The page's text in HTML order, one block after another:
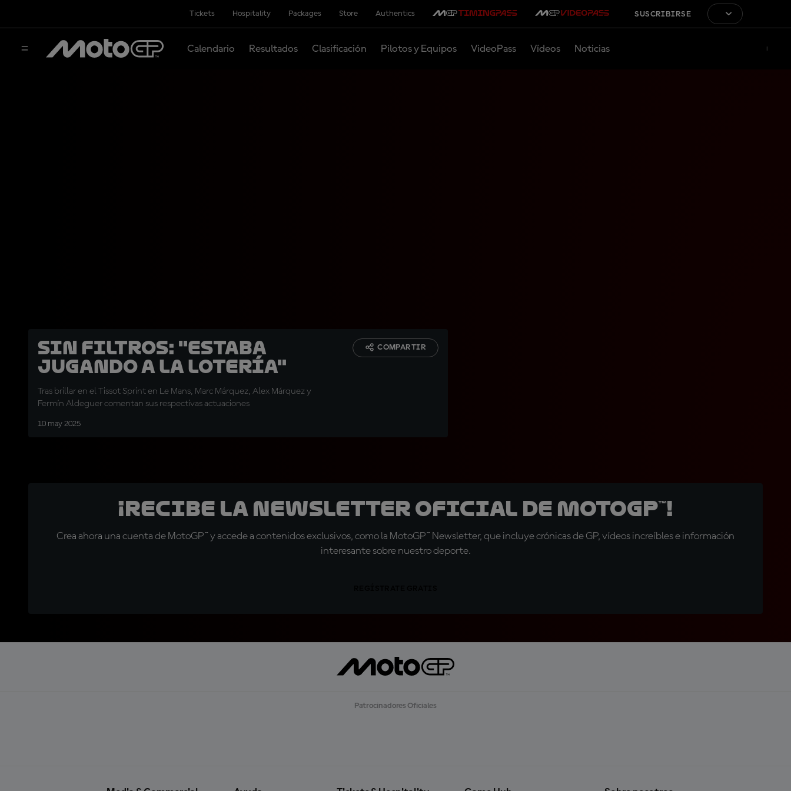
Tickets Hospitality Packages Store Authentics SUSCRIBIRSE
Calendario Resultados Clasificación Pilotos y Equipos VideoPass Vídeos Noticias
SIN FILTROS: "Estaba
jugando a la lotería"
Tras brillar en el Tissot Sprint en Le Mans, Marc Márquez, Alex Márquez y
Fermín Aldeguer comentan sus respectivas actuaciones
10 may 2025
COMPARTIR
¡Recibe la Newsletter oficial de MotoGP™!
Crea ahora una cuenta de MotoGP™ y accede a contenidos exclusivos, como la MotoGP™ Newsletter, que incluye crónicas de GP, vídeos increíbles e información
interesante sobre nuestro deporte.
Patrocinadores Oficiales